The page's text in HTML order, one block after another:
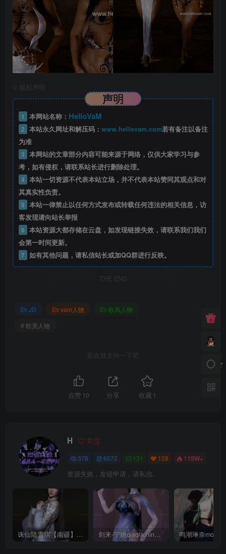
版权声明
声明
1 本网站名称： HelloVaM
2 本站永久网址和解压码： www.hellovam.com若有备注以备注
为准
3 本网站的文章部分内容可能来源于网络，仅供大家学习与参
考，如有侵权，请联系站长进行删除处理。
4 本站一切资源不代表本站立场，并不代表本站赞同其观点和对
其真实性负责。
5 本站一律禁止以任何方式发布或转载任何违法的相关信息，访
客发现请向站长举报
6 本站资源大都存储在云盘，如发现链接失效，请联系我们我们
会第一时间更新。
7 如有其他问题，请私信站长或加QQ群进行反映。
THE END
JD vam人物
欧风人物
# 欧美人物
喜欢就支持一下吧
点赞 10 分享 收藏 1
H 关注
378 6572 131 128 119W+
资源失效，友链申请，请私信。
诛仙陆雪琪【南疆】CoveRig 剑来-宁姚qiaqia.ningyao-re.1